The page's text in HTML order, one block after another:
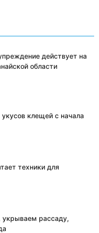
действует на
области
клещей с начала
техники для
рассаду,